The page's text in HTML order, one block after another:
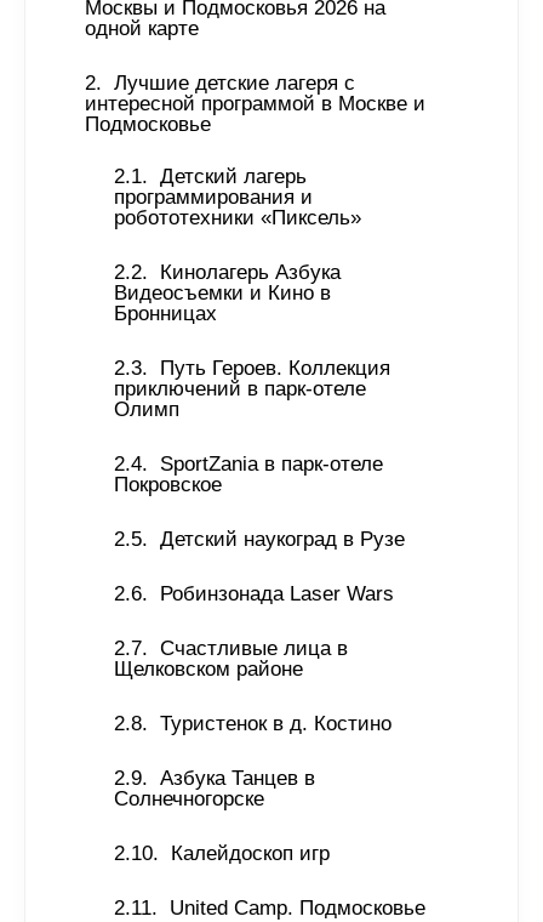
Москвы и Подмосковья 2026 на
одной карте
Лучшие детские лагеря с
интересной программой в Москве и
Подмосковье
Детский лагерь
программирования и
робототехники «Пиксель»
Кинолагерь Азбука
Видеосъемки и Кино в
Бронницах
Путь Героев. Коллекция
приключений в парк-отеле
Олимп
SportZania в парк-отеле
Покровское
Детский наукоград в Рузе
Робинзонада Laser Wars
Счастливые лица в
Щелковском районе
Туристенок в д. Костино
Азбука Танцев в
Солнечногорске
Калейдоскоп игр
United Camp. Подмосковье